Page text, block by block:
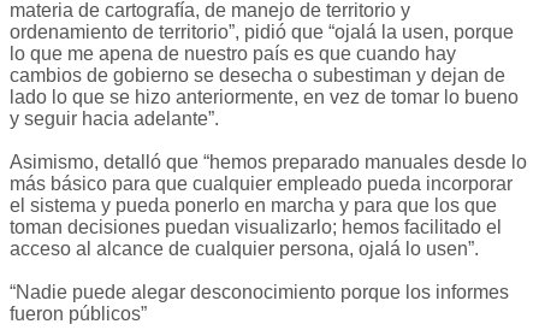
materia de cartografía, de manejo de territorio y
ordenamiento de territorio”, pidió que “ojalá la usen, porque
lo que me apena de nuestro país es que cuando hay
cambios de gobierno se desecha o subestiman y dejan de
lado lo que se hizo anteriormente, en vez de tomar lo bueno
y seguir hacia adelante”.
Asimismo, detalló que “hemos preparado manuales desde lo
más básico para que cualquier empleado pueda incorporar
el sistema y pueda ponerlo en marcha y para que los que
toman decisiones puedan visualizarlo; hemos facilitado el
acceso al alcance de cualquier persona, ojalá lo usen”.
“Nadie puede alegar desconocimiento porque los informes
fueron públicos”